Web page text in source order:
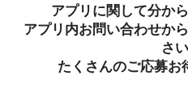
アプリに関して分か
アプリ内お問い合わせか
さ
たくさんのご応募お